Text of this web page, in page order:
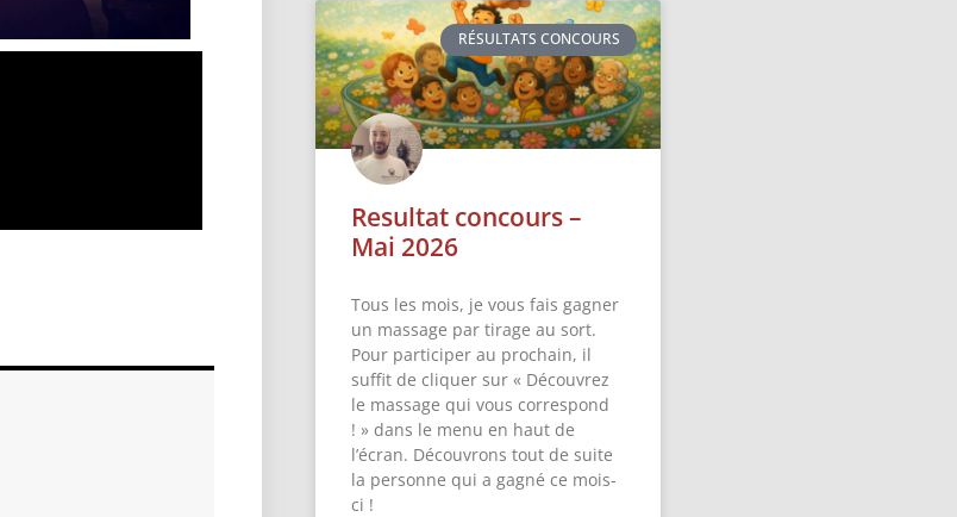
RÉSULTATS CONCOURS
Resultat concours –
Mai 2026
Tous les mois, je vous fais gagner
un massage par tirage au sort.
Pour participer au prochain, il
suffit de cliquer sur « Découvrez
le massage qui vous correspond
! » dans le menu en haut de
l’écran. Découvrons tout de suite
la personne qui a gagné ce mois-
ci !